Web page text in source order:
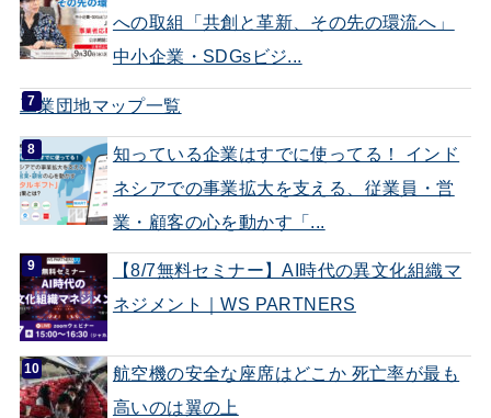
への取組「共創と革新、その先の環流へ」
中小企業・SDGsビジ...
工業団地マップ一覧
知っている企業はすでに使ってる！ インド
ネシアでの事業拡大を支える、従業員・営
業・顧客の心を動かす「...
【8/7無料セミナー】AI時代の異文化組織マ
ネジメント｜WS PARTNERS
航空機の安全な座席はどこか 死亡率が最も
高いのは翼の上